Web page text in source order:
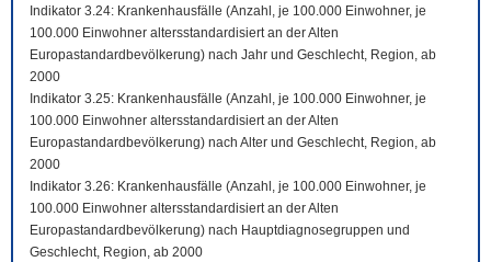
Indikator 3.24: Krankenhausfälle (Anzahl, je 100.000 Einwohner, je
100.000 Einwohner altersstandardisiert an der Alten
Europastandardbevölkerung) nach Jahr und Geschlecht, Region, ab
2000
Indikator 3.25: Krankenhausfälle (Anzahl, je 100.000 Einwohner, je
100.000 Einwohner altersstandardisiert an der Alten
Europastandardbevölkerung) nach Alter und Geschlecht, Region, ab
2000
Indikator 3.26: Krankenhausfälle (Anzahl, je 100.000 Einwohner, je
100.000 Einwohner altersstandardisiert an der Alten
Europastandardbevölkerung) nach Hauptdiagnosegruppen und
Geschlecht, Region, ab 2000